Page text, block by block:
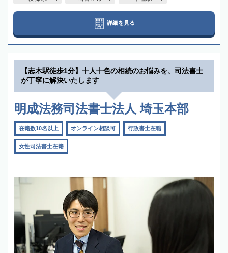
詳細を見る
【志木駅徒歩1分】十人十色の相続のお悩みを、司法書士
が丁寧に解決いたします
明成法務司法書士法人 埼玉本部
在籍数10名以上 オンライン相談可 行政書士在籍
女性司法書士在籍